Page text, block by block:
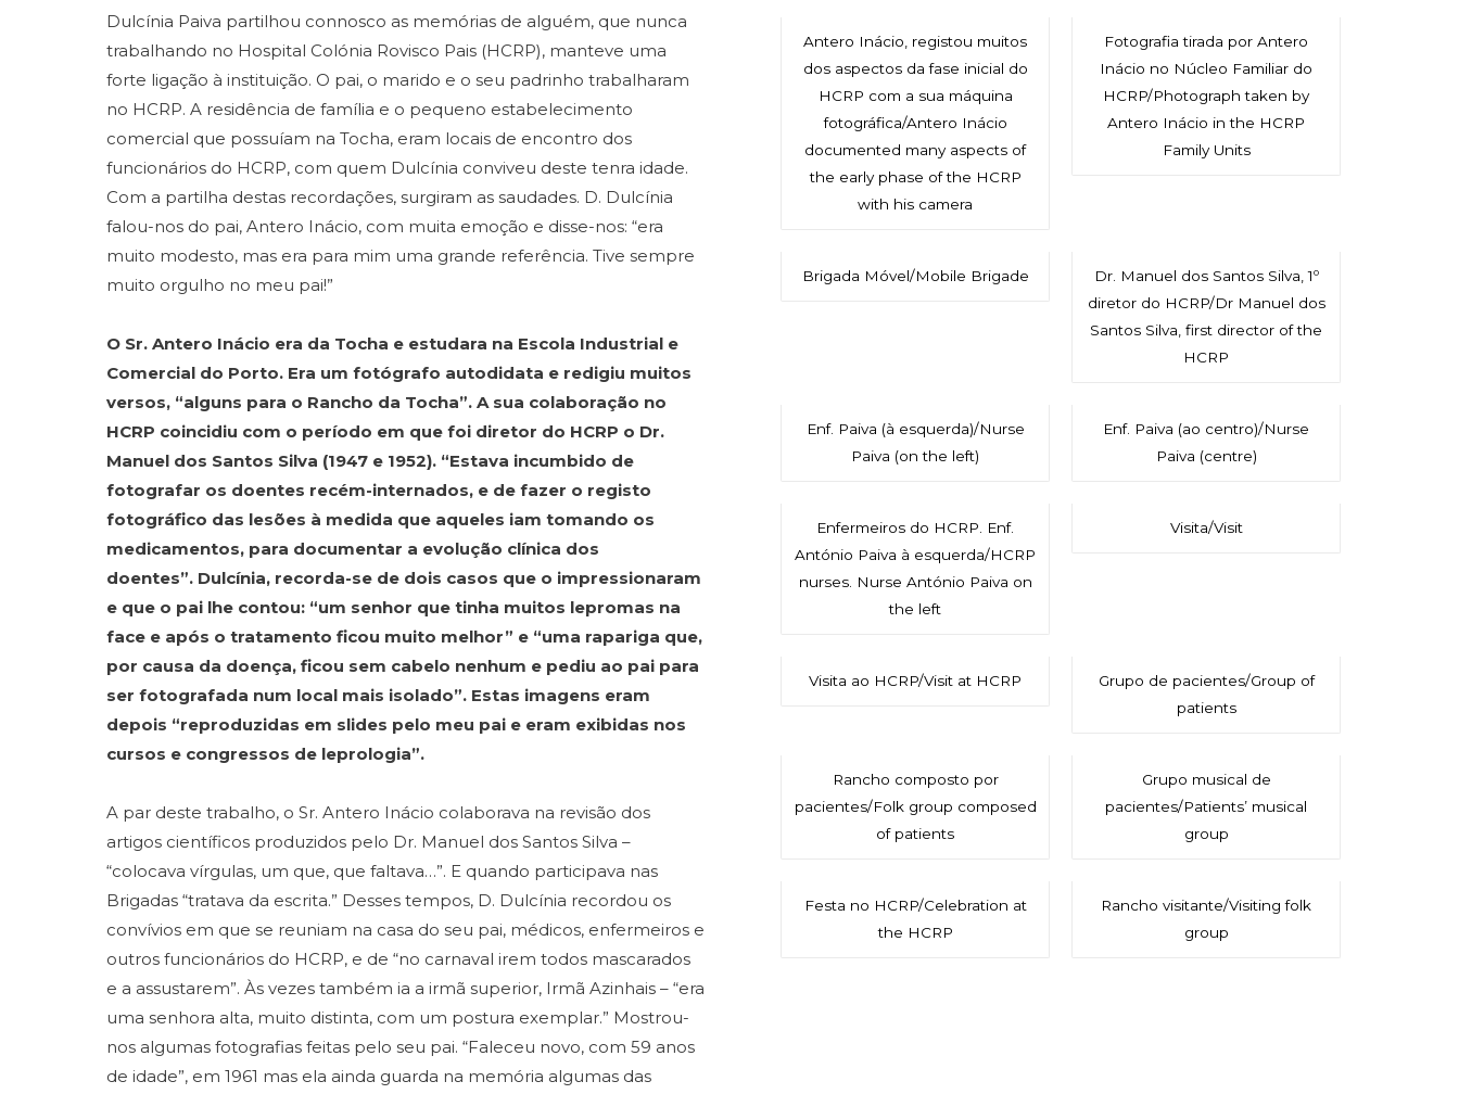
Dulcínia Paiva partilhou connosco as memórias de alguém, que nunca
trabalhando no Hospital Colónia Rovisco Pais (HCRP), manteve uma
forte ligação à instituição. O pai, o marido e o seu padrinho trabalharam
no HCRP. A residência de família e o pequeno estabelecimento
comercial que possuíam na Tocha, eram locais de encontro dos
funcionários do HCRP, com quem Dulcínia conviveu deste tenra idade.
Com a partilha destas recordações, surgiram as saudades. D. Dulcínia
falou-nos do pai, Antero Inácio, com muita emoção e disse-nos: “era
muito modesto, mas era para mim uma grande referência. Tive sempre
muito orgulho no meu pai!”
O Sr. Antero Inácio era da Tocha e estudara na Escola Industrial e
Comercial do Porto. Era um fotógrafo autodidata e redigiu muitos
versos, “alguns para o Rancho da Tocha”. A sua colaboração no
HCRP coincidiu com o período em que foi diretor do HCRP o Dr.
Manuel dos Santos Silva (1947 e 1952). “Estava incumbido de
fotografar os doentes recém-internados, e de fazer o registo
fotográfico das lesões à medida que aqueles iam tomando os
medicamentos, para documentar a evolução clínica dos
doentes”. Dulcínia, recorda-se de dois casos que o impressionaram
e que o pai lhe contou: “um senhor que tinha muitos lepromas na
face e após o tratamento ficou muito melhor” e “uma rapariga que,
por causa da doença, ficou sem cabelo nenhum e pediu ao pai para
ser fotografada num local mais isolado”. Estas imagens eram
depois “reproduzidas em slides pelo meu pai e eram exibidas nos
cursos e congressos de leprologia”.
A par deste trabalho, o Sr. Antero Inácio colaborava na revisão dos
artigos científicos produzidos pelo Dr. Manuel dos Santos Silva –
“colocava vírgulas, um que, que faltava…”. E quando participava nas
Brigadas “tratava da escrita.” Desses tempos, D. Dulcínia recordou os
convívios em que se reuniam na casa do seu pai, médicos, enfermeiros e
outros funcionários do HCRP, e de “no carnaval irem todos mascarados
e a assustarem”. Às vezes também ia a irmã superior, Irmã Azinhais – “era
uma senhora alta, muito distinta, com um postura exemplar.” Mostrou-
nos algumas fotografias feitas pelo seu pai. “Faleceu novo, com 59 anos
de idade”, em 1961 mas ela ainda guarda na memória algumas das
Antero Inácio, registou muitos
dos aspectos da fase inicial do
HCRP com a sua máquina
fotográfica/Antero Inácio
documented many aspects of
the early phase of the HCRP
with his camera
Fotografia tirada por Antero
Inácio no Núcleo Familiar do
HCRP/Photograph taken by
Antero Inácio in the HCRP
Family Units
Brigada Móvel/Mobile Brigade
Dr. Manuel dos Santos Silva, 1º
diretor do HCRP/Dr Manuel dos
Santos Silva, first director of the
HCRP
Enf. Paiva (à esquerda)/Nurse
Paiva (on the left)
Enf. Paiva (ao centro)/Nurse
Paiva (centre)
Enfermeiros do HCRP. Enf.
António Paiva à esquerda/HCRP
nurses. Nurse António Paiva on
the left
Visita/Visit
Visita ao HCRP/Visit at HCRP
Grupo de pacientes/Group of
patients
Rancho composto por
pacientes/Folk group composed
of patients
Grupo musical de
pacientes/Patients’ musical
group
Festa no HCRP/Celebration at
the HCRP
Rancho visitante/Visiting folk
group